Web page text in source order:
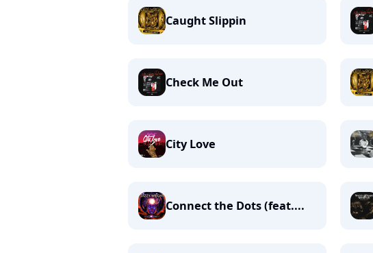
Caught Slippin
Check Me Out
City Love
Connect the Dots (feat....